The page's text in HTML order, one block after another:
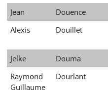
Jean Douence
Alexis
Douillet
Jelke
Douma
Raymond
Guillaume
Dourlant